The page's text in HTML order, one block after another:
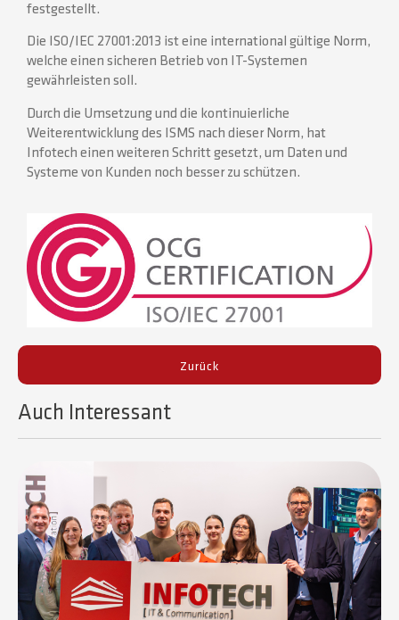
festgestellt.
Die ISO/IEC 27001:2013 ist eine international gültige Norm,
welche einen sicheren Betrieb von IT-Systemen
gewährleisten soll.
Durch die Umsetzung und die kontinuierliche
Weiterentwicklung des ISMS nach dieser Norm, hat
Infotech einen weiteren Schritt gesetzt, um Daten und
Systeme von Kunden noch besser zu schützen.
Zurück
Auch Interessant​